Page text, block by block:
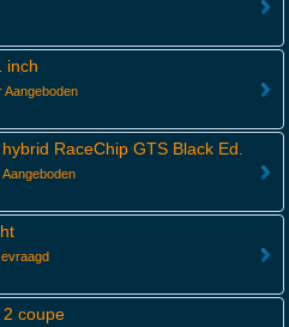
inch
Aangeboden
RaceChip GTS Black Ed.
coupe